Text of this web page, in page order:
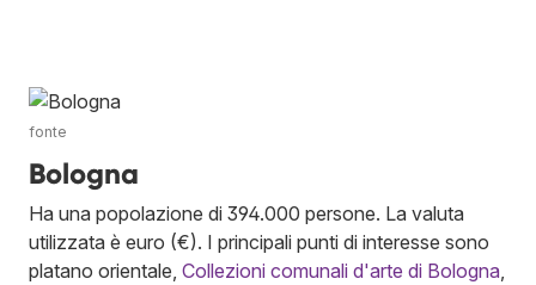
fonte
Bologna
Ha una popolazione di 394.000 persone. La valuta
utilizzata è euro (€). I principali punti di interesse sono
platano orientale, Collezioni comunali d'arte di Bologna